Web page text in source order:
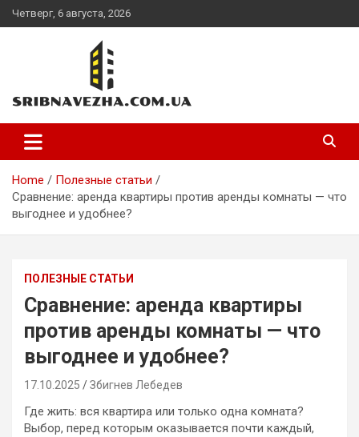
Skip
to
Четверг, 6 августа, 2026
sribnavezha.com.ua
Home
Полезные статьи
Сравнение: аренда квартиры против аренды комнаты — что
выгоднее и удобнее?
ПОЛЕЗНЫЕ СТАТЬИ
Сравнение: аренда квартиры
против аренды комнаты — что
выгоднее и удобнее?
17.10.2025 Збигнев Лебедев
Где жить: вся квартира или только одна комната?
Выбор, перед которым оказывается почти каждый,